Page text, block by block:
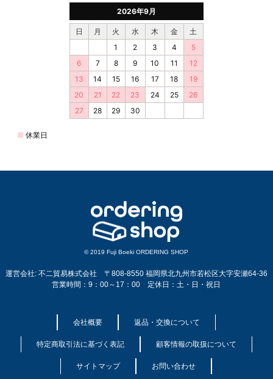
© 2019 Fuji Boeki ORDERING SHOP
運営会社: 不二貿易株式会社 〒808-8550 福岡県北九州市若松区大字安瀬64-36
営業時間：9：00～17：00 定休日：土・日・祝日
会社概要 返品・交換について
特定商取引法に基づく表記 顧客情報の取扱について
サイトマップ お問い合わせ